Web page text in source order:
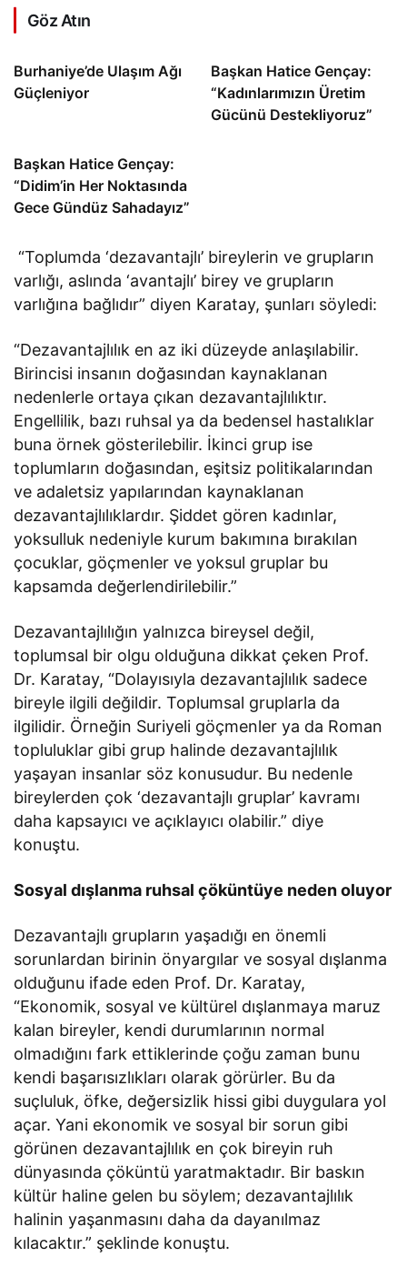
Göz Atın
Burhaniye’de Ulaşım Ağı
Güçleniyor
Başkan Hatice Gençay:
“Kadınlarımızın Üretim
Gücünü Destekliyoruz”
Başkan Hatice Gençay:
“Didim’in Her Noktasında
Gece Gündüz Sahadayız”
“Toplumda ‘dezavantajlı’ bireylerin ve grupların
varlığı, aslında ‘avantajlı’ birey ve grupların
varlığına bağlıdır” diyen Karatay, şunları söyledi:
“Dezavantajlılık en az iki düzeyde anlaşılabilir.
Birincisi insanın doğasından kaynaklanan
nedenlerle ortaya çıkan dezavantajlılıktır.
Engellilik, bazı ruhsal ya da bedensel hastalıklar
buna örnek gösterilebilir. İkinci grup ise
toplumların doğasından, eşitsiz politikalarından
ve adaletsiz yapılarından kaynaklanan
dezavantajlılıklardır. Şiddet gören kadınlar,
yoksulluk nedeniyle kurum bakımına bırakılan
çocuklar, göçmenler ve yoksul gruplar bu
kapsamda değerlendirilebilir.”
Dezavantajlılığın yalnızca bireysel değil,
toplumsal bir olgu olduğuna dikkat çeken Prof.
Dr. Karatay, “Dolayısıyla dezavantajlılık sadece
bireyle ilgili değildir. Toplumsal gruplarla da
ilgilidir. Örneğin Suriyeli göçmenler ya da Roman
topluluklar gibi grup halinde dezavantajlılık
yaşayan insanlar söz konusudur. Bu nedenle
bireylerden çok ‘dezavantajlı gruplar’ kavramı
daha kapsayıcı ve açıklayıcı olabilir.” diye
konuştu.
Sosyal dışlanma ruhsal çöküntüye neden oluyor
Dezavantajlı grupların yaşadığı en önemli
sorunlardan birinin önyargılar ve sosyal dışlanma
olduğunu ifade eden Prof. Dr. Karatay,
“Ekonomik, sosyal ve kültürel dışlanmaya maruz
kalan bireyler, kendi durumlarının normal
olmadığını fark ettiklerinde çoğu zaman bunu
kendi başarısızlıkları olarak görürler. Bu da
suçluluk, öfke, değersizlik hissi gibi duygulara yol
açar. Yani ekonomik ve sosyal bir sorun gibi
görünen dezavantajlılık en çok bireyin ruh
dünyasında çöküntü yaratmaktadır. Bir baskın
kültür haline gelen bu söylem; dezavantajlılık
halinin yaşanmasını daha da dayanılmaz
kılacaktır.” şeklinde konuştu.